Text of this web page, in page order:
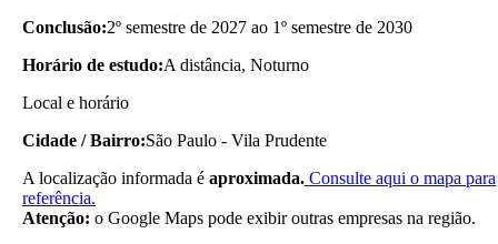
Conclusão:2º semestre de 2027 ao 1º semestre de 2030
Horário de estudo:A distância, Noturno
Local e horário
Cidade / Bairro:São Paulo - Vila Prudente
A localização informada é aproximada. Consulte aqui o mapa para
referência.
Atenção: o Google Maps pode exibir outras empresas na região.